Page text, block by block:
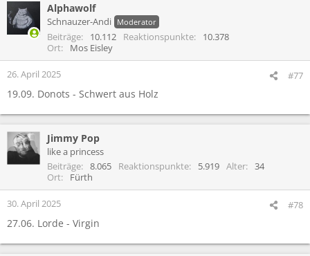
Alphawolf
Schnauzer-Andi Moderator
Beiträge 10.112 Reaktionspunkte
10.378
Ort
Mos Eisley
26. April 2025 #77
19.09. Donots - Schwert aus Holz
Jimmy Pop
like a princess
Beiträge
8.065 Reaktionspunkte 5.919 Alter
34
Ort
Fürth
30. April 2025 #78
27.06. Lorde - Virgin